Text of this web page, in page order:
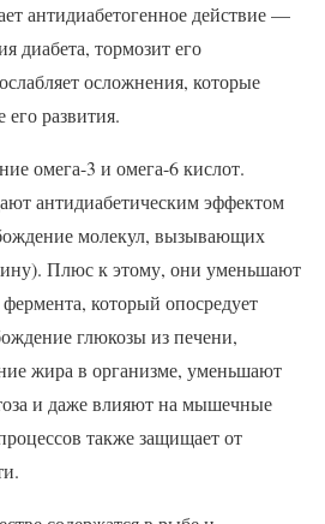
антидиабетогенное действие —
диабета, тормозит его
осложнения, которые
его развития.
омега-3 и омега-6 кислот.
антидиабетическим эффектом
молекул, вызывающих
Плюс к этому, они уменьшают
который опосредует
глюкозы из печени,
жира в организме, уменьшают
и даже влияют на мышечные
также защищает от